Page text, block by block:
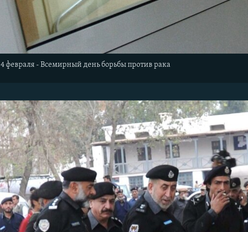
4 февраля - Всемирный день борьбы против рака